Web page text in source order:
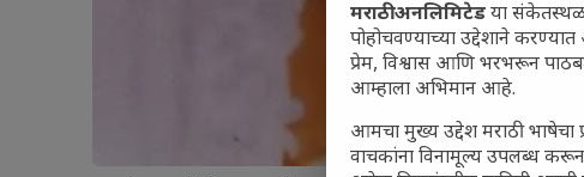
मराठी अनलिमिटेडया
पोहोचवण्याच्या उद्देशाने
प्रेम, विश्वास आणि भरभरून
आम्हाला अभिमान आहे.
आमचा मुख्य उद्देश मराठी भाषेचा
वाचकांना विनामूल्य उपलब्ध